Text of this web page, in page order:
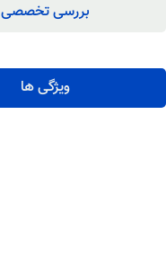
بررسی تخصصی
ویژگی ها